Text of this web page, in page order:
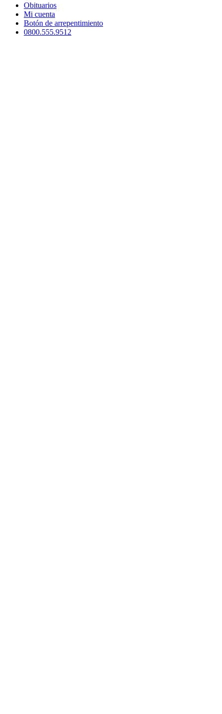
Obituarios
Mi cuenta
Botón de arrepentimiento
0800.555.9512